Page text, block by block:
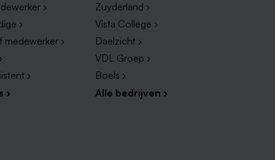
helemaal wat je zoekt?
te bieden. We hebben
›
›
medewerker ›
›
›
Zuyderland ›
Vista College ›
Daelzicht ›
VDL Groep ›
Boels ›
Alle bedrijven ›